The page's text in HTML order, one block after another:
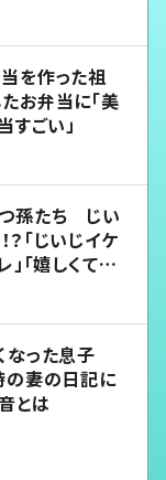
を作った祖
お弁当に「美
すごい」
孫たち じい
「じいじイケ
」「嬉しくて可
なった息子
の妻の日記に
とは